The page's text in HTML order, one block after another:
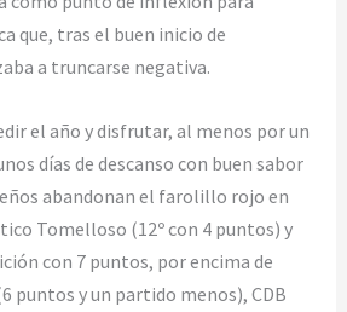
que, tras el buen inicio de
a truncarse negativa.
el año y disfrutar, al menos por un
días de descanso con buen sabor
abandonan el farolillo rojo en
Tomelloso (12º con 4 puntos) y
con 7 puntos, por encima de
puntos y un partido menos), CDB